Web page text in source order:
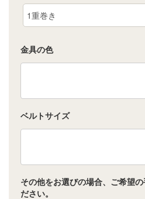
金具の色
ベルトサイズ
その他をお選びの場合、ご希望
ださい。